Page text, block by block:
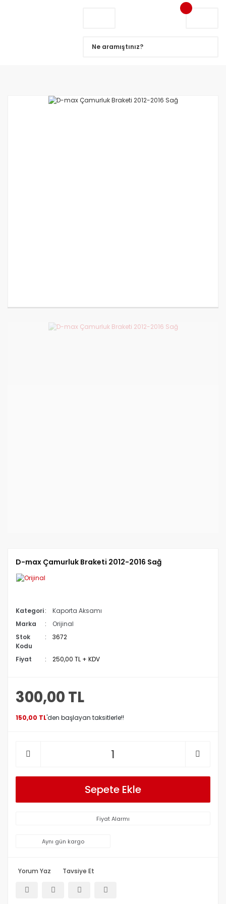
D-max Çamurluk Braketi 2012-2016 Sağ
Kategori
Kaporta Aksamı
Marka
Orijinal
Stok
Kodu
3672
Fiyat 250,00 TL + KDV
300,00 TL
150,00 TL'den başlayan taksitlerle!!
Sepete Ekle
Fiyat Alarmı
Aynı gün kargo
Yorum Yaz Tavsiye Et